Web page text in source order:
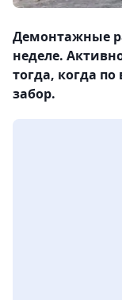
Демонтажные
неделе.
тогда, когда по
забор.